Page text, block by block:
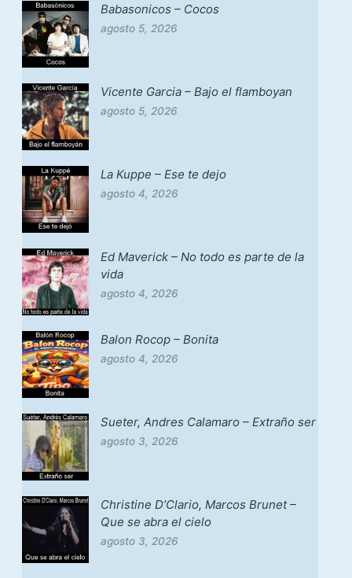
Babasonicos – Cocos
agosto 5, 2026
Vicente Garcia – Bajo el flamboyan
agosto 5, 2026
La Kuppe – Ese te dejo
agosto 4, 2026
Ed Maverick – No todo es parte de la
vida
agosto 4, 2026
Balon Rocop – Bonita
agosto 4, 2026
Sueter, Andres Calamaro – Extraño ser
agosto 3, 2026
Christine D’Clario, Marcos Brunet –
Que se abra el cielo
agosto 3, 2026